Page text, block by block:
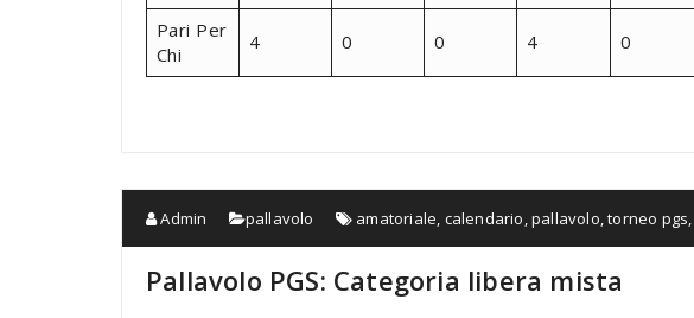
Pari Per
Chi
4 0 0 4 0
Admin pallavolo amatoriale, calendario,pallavolo,torneo pgs,
Pallavolo PGS: Categoria libera mista